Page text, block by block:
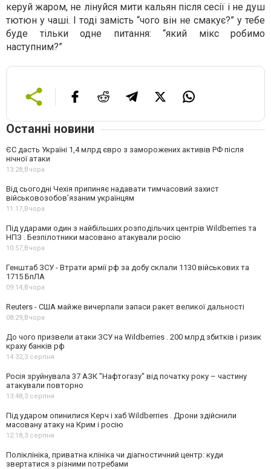
керуй жаром, не лінуйся мити кальян після сесії і не душ
тютюн у чаші. І тоді замість “чого він не смакує?” у тебе
буде тільки одне питання: “який мікс робимо
наступним?”
Останні новини
ЄС дасть Україні 1,4 млрд євро з заморожених активів РФ після
нічної атаки
13:28,Вчора
Від сьогодні Чехія припиняє надавати тимчасовий захист
військовозобов’язаним українцям
11:17,Вчора
Під ударами один з найбільших розподільчих центрів Wildberries та
НПЗ . Безпілотники масовано атакували росію
10:57,Вчора
Генштаб ЗСУ - Втрати армії рф за добу склали 1130 військових та
1715 БпЛА
09:14,Вчора
Reuters - США майже вичерпали запаси ракет великої дальності
08:29,Вчора
До чого призвели атаки ЗСУ на Wildberries . 200 млрд збитків і ризик
краху банків рф
14:32,3 серпня
Росія зруйнувала 37 АЗК "Нафтогазу" від початку року – частину
атакували повторно
13:48,3 серпня
Під ударом опинилися Керч і хаб Wildberries . Дрони здійснили
масовану атаку на Крим і росію
12:18,3 серпня
Поліклініка, приватна клініка чи діагностичний центр: куди
звертатися з різними потребами